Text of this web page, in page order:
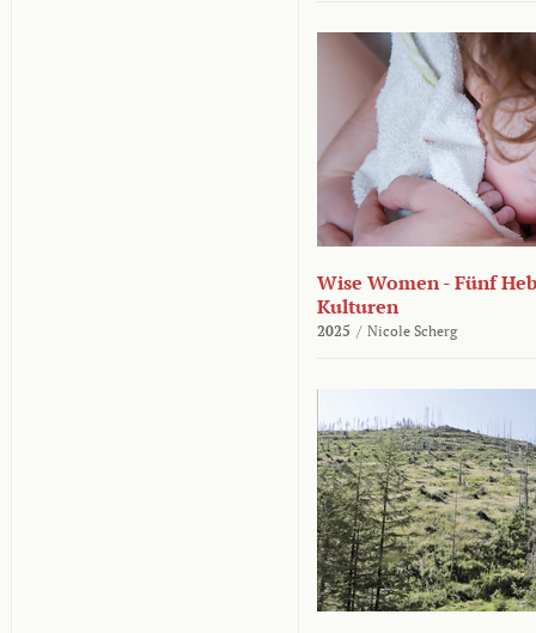
Wise Women - Fünf
Kulturen
2025 / Nicole Scherg